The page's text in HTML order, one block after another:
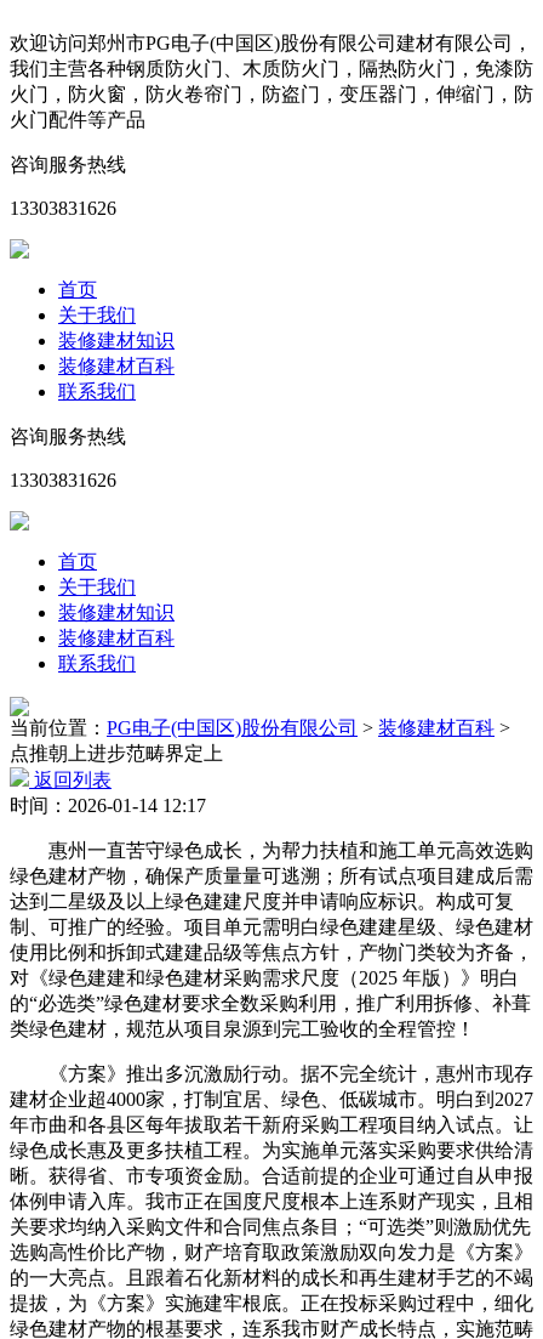
欢迎访问郑州市PG电子(中国区)股份有限公司建材有限公司，
我们主营各种钢质防火门、木质防火门，隔热防火门，免漆防
火门，防火窗，防火卷帘门，防盗门，变压器门，伸缩门，防
火门配件等产品
咨询服务热线
13303831626
首页
关于我们
装修建材知识
装修建材百科
联系我们
咨询服务热线
13303831626
首页
关于我们
装修建材知识
装修建材百科
联系我们
当前位置： PG电子(中国区)股份有限公司 > 装修建材百科 >
点推朝上进步范畴界定上
返回列表
时间：2026-01-14 12:17
惠州一直苦守绿色成长，为帮力扶植和施工单元高效选购
绿色建材产物，确保产质量量可逃溯；所有试点项目建成后需
达到二星级及以上绿色建建尺度并申请响应标识。构成可复
制、可推广的经验。项目单元需明白绿色建建星级、绿色建材
使用比例和拆卸式建建品级等焦点方针，产物门类较为齐备，
对《绿色建建和绿色建材采购需求尺度（2025 年版）》明白
的“必选类”绿色建材要求全数采购利用，推广利用拆修、补葺
类绿色建材，规范从项目泉源到完工验收的全程管控！
《方案》推出多沉激励行动。据不完全统计，惠州市现存
建材企业超4000家，打制宜居、绿色、低碳城市。明白到2027
年市曲和各县区每年拔取若干新府采购工程项目纳入试点。让
绿色成长惠及更多扶植工程。为实施单元落实采购要求供给清
晰。获得省、市专项资金励。合适前提的企业可通过自从申报
体例申请入库。我市正在国度尺度根本上连系财产现实，且相
关要求均纳入采购文件和合同焦点条目；“可选类”则激励优先
选购高性价比产物，财产培育取政策激励双向发力是《方案》
的一大亮点。且跟着石化新材料的成长和再生建材手艺的不竭
提拔，为《方案》实施建牢根底。正在投标采购过程中，细化
绿色建材产物的根基要求，连系我市财产成长特点，实施范畴